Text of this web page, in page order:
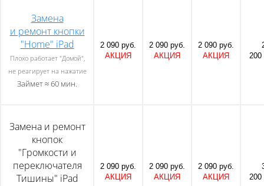
Замена
и ремонт кнопки
"Home" iPad
Плохо работает "Домой",
не реагирует на нажатие
Займет ≈ 60 мин.
2 090 руб.
АКЦИЯ
2 090 руб.
АКЦИЯ
2 090 руб.
АКЦИЯ
200
Замена и ремонт
кнопок
"Громкости и
переключателя
Тишины" iPad
2 090 руб.
АКЦИЯ
2 090 руб.
АКЦИЯ
2 090 руб.
АКЦИЯ
200